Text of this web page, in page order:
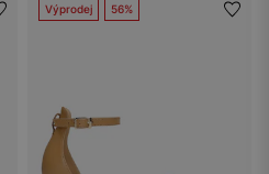
Výprodej 56%